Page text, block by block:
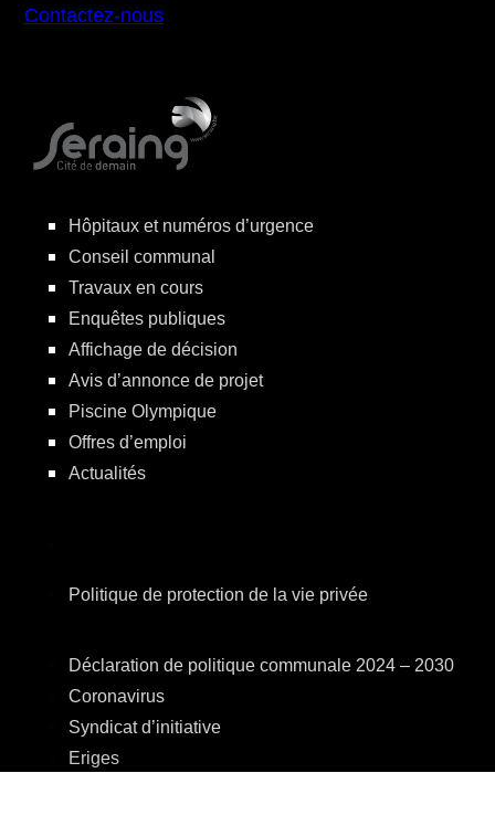
Contactez-nous
Hôpitaux et numéros d’urgence
Conseil communal
Travaux en cours
Enquêtes publiques
Affichage de décision
Avis d’annonce de projet
Piscine Olympique
Offres d’emploi
Actualités
Politique de protection de la vie privée
Déclaration de politique communale 2024 – 2030
Coronavirus
Syndicat d’initiative
Eriges